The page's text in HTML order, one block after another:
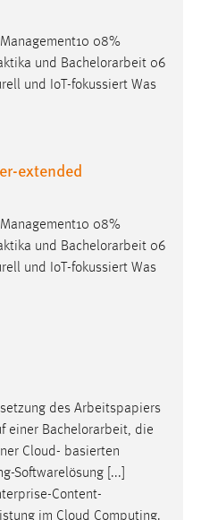
08%
und Bachelorarbeit 06
und IoT-fokussiert Was
extended
08%
und Bachelorarbeit 06
und IoT-fokussiert Was
des Arbeitspapiers
einer Bachelorarbeit, die
Cloud- basierten
Softwarelösung [...]
Content-
im Cloud Computing.
und Social Media
werden von diesen